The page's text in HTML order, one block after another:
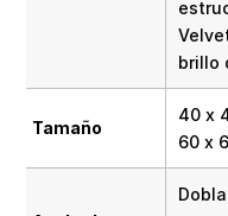
brillo
Tamaño
40 x
60 x